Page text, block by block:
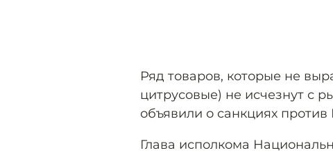
Ряд товаров, которые не
цитрусовые) не исчезнут с
объявили о санкциях
Глава исполкома